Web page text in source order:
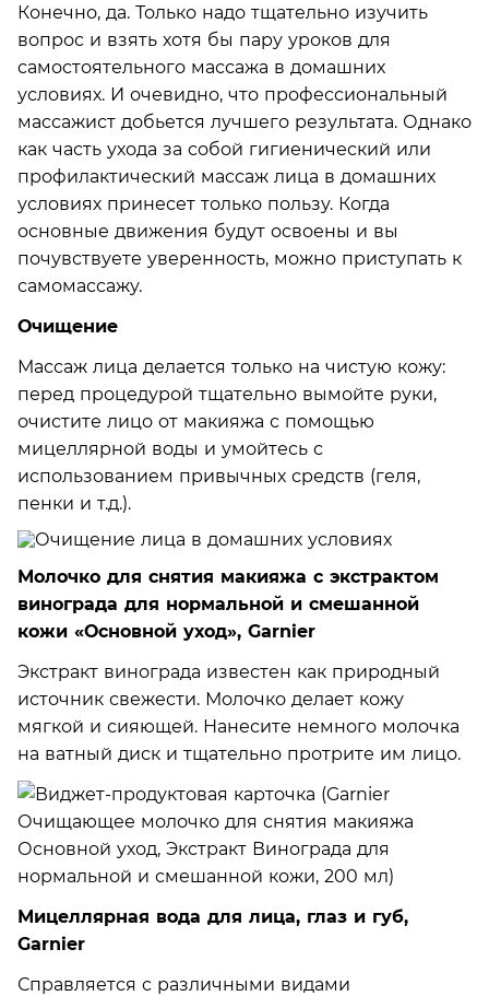
Конечно, да. Только надо тщательно изучить
вопрос и взять хотя бы пару уроков для
самостоятельного массажа в домашних
условиях. И очевидно, что профессиональный
массажист добьется лучшего результата. Однако
как часть ухода за собой гигиенический или
профилактический массаж лица в домашних
условиях принесет только пользу. Когда
основные движения будут освоены и вы
почувствуете уверенность, можно приступать к
самомассажу.
Очищение
Массаж лица делается только на чистую кожу:
перед процедурой тщательно вымойте руки,
очистите лицо от макияжа с помощью
мицеллярной воды и умойтесь с
использованием привычных средств (геля,
пенки и т.д.).
Молочко для снятия макияжа с экстрактом
винограда для нормальной и смешанной
кожи «Основной уход», Garnier
Экстракт винограда известен как природный
источник свежести. Молочко делает кожу
мягкой и сияющей. Нанесите немного молочка
на ватный диск и тщательно протрите им лицо.
Мицеллярная вода для лица, глаз и губ,
Garnier
Справляется с различными видами